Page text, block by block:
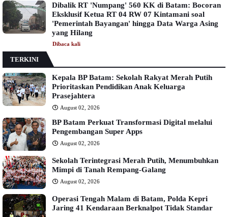
Dibalik RT 'Numpang' 560 KK di Batam: Bocoran
Eksklusif Ketua RT 04 RW 07 Kintamani soal
'Pemerintah Bayangan' hingga Data Warga Asing
yang Hilang
Dibaca kali
TERKINI
Kepala BP Batam: Sekolah Rakyat Merah Putih
Prioritaskan Pendidikan Anak Keluarga
Prasejahtera
August 02, 2026
BP Batam Perkuat Transformasi Digital melalui
Pengembangan Super Apps
August 02, 2026
Sekolah Terintegrasi Merah Putih, Menumbuhkan
Mimpi di Tanah Rempang-Galang
August 02, 2026
Operasi Tengah Malam di Batam, Polda Kepri
Jaring 41 Kendaraan Berknalpot Tidak Standar